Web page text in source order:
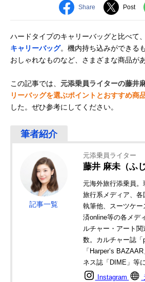
Share Post
ハードタイプのキャリーバッグと比べて
キャリーバッグ。機内持ち込みができる
おしゃれなものなど、さまざまな商品が
この記事では、 元添乗員ライターの藤井
リーバッグを選ぶポイントとおすすめ商
した。ぜひ参考にしてください。
記事一覧
元添乗員ライター
藤井 麻未（ふ
元海外旅行添乗員
旅行系メディア、
執筆他、スーツケ
済online等の各メデ
ルチャー・アート
数。カルチャー誌「
「Harper’s
ネス誌「DIME」等
Instagram